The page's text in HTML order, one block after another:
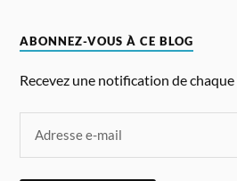
ABONNEZ-VOUS À CE BLOG
Recevez une notification de